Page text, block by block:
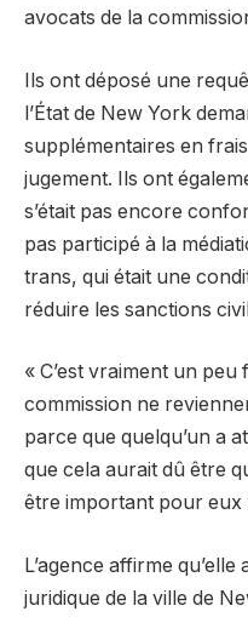
avocats de la
Ils ont déposé une
l’État de New York
supplémentaires en
jugement. Ils ont
s’était pas encore
pas participé à la
trans, qui était une
réduire les sanctions
« C’est vraiment un
commission ne
parce que quelqu’un a
que cela aurait dû être
être important pour eux
L’agence affirme
juridique de la ville de